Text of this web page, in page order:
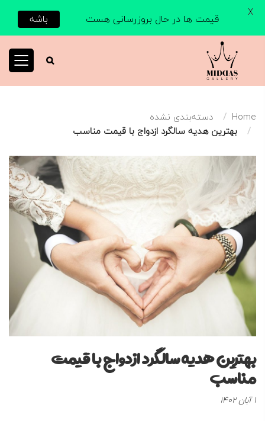
Home
دسته‌بندی نشده
بهترین هدیه سالگرد ازدواج با قیمت مناسب
بهترین هدیه سالگرد ازدواج با قیمت
مناسب
1 آبان 1402
قیمت ها در حال بروزرسانی هست باشه X